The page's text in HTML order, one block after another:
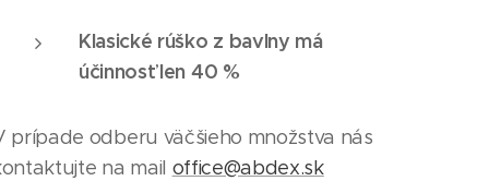
Klasické rúško z bavlny má
účinnosť len 40 %
prípade odberu väčšieho množstva nás
na mail office@abdex.sk